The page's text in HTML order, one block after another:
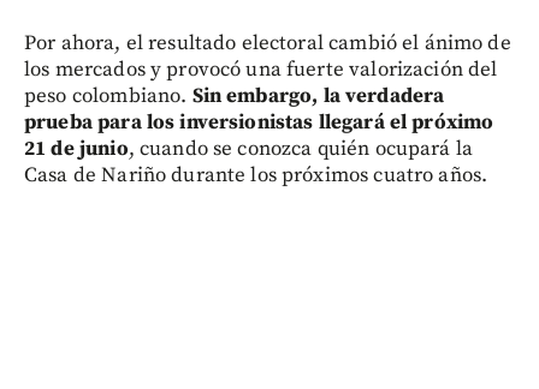
Por ahora, el resultado electoral cambió el ánimo de
los mercados y provocó una fuerte valorización del
peso colombiano. Sin embargo, la verdadera
prueba para los inversionistas llegará el próximo
21 de junio, cuando se conozca quién ocupará la
Casa de Nariño durante los próximos cuatro años.